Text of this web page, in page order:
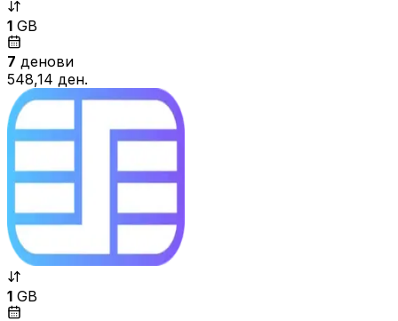
1 GB
7 денови
548,14 ден.
1 GB